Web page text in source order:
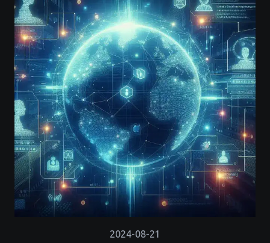
2024-08-21